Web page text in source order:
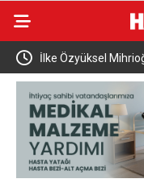
Oldu
ziyareti